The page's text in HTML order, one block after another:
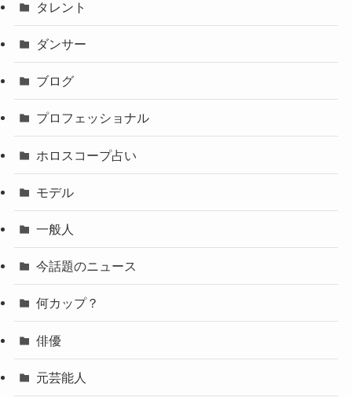
タレント
ダンサー
ブログ
プロフェッショナル
ホロスコープ占い
モデル
一般人
今話題のニュース
何カップ？
俳優
元芸能人